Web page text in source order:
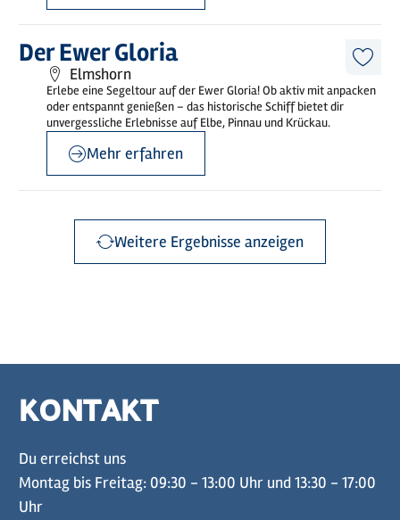
Der Ewer Gloria
Elmshorn
Erlebe eine Segeltour auf der Ewer Gloria! Ob aktiv mit anpacken
oder entspannt genießen – das historische Schiff bietet dir
unvergessliche Erlebnisse auf Elbe, Pinnau und Krückau.
Mehr
erfahren
Mehr erfahren
Weitere Ergebnisse anzeigen
KONTAKT
Du erreichst uns
Montag bis Freitag: 09:30 - 13:00 Uhr und 13:30 - 17:00
Uhr